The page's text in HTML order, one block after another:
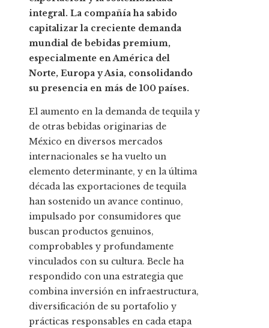
integral. La compañía ha sabido
capitalizar la creciente demanda
mundial de bebidas premium,
especialmente en América del
Norte, Europa y Asia, consolidando
su presencia en más de 100 países.
El aumento en la demanda de tequila y
de otras bebidas originarias de
México en diversos mercados
internacionales se ha vuelto un
elemento determinante, y en la última
década las exportaciones de tequila
han sostenido un avance continuo,
impulsado por consumidores que
buscan productos genuinos,
comprobables y profundamente
vinculados con su cultura. Becle ha
respondido con una estrategia que
combina inversión en infraestructura,
diversificación de su portafolio y
prácticas responsables en cada etapa